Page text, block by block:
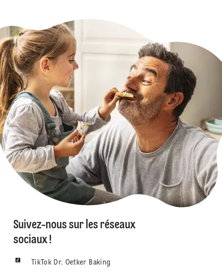
Suivez-nous sur les réseaux
sociaux !
TikTok Dr. Oetker Baking